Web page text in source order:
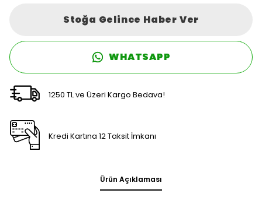
Stoğa Gelince Haber Ver
WHATSAPP
1250 TL ve Üzeri Kargo Bedava!
Kredi Kartına 12 Taksit İmkanı
Ürün Açıklaması